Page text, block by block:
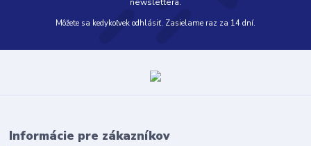
newslettera.
Môžete sa kedykoľvek odhlásiť. Zasielame raz za 14 dní.
Informácie pre zákazníkov